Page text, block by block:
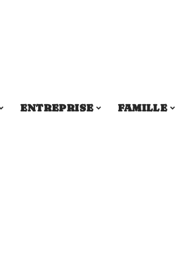
ENTREPRISE FAMILLE